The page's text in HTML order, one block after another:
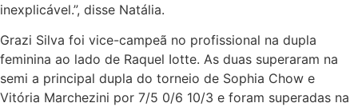
inexplicável.”, disse Natália.
Grazi Silva foi vice-campeã no profissional na dupla
feminina ao lado de Raquel Iotte. As duas superaram na
semi a principal dupla do torneio de Sophia Chow e
Vitória Marchezini por 7/5 0/6 10/3 e foram superadas na